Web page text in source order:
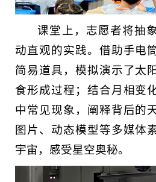
课堂上，志愿者将抽
动直观的实践。借助手电
简易道具，模拟演示了太
食形成过程；结合月相变
中常见现象，阐释背后的
图片、动态模型等多媒体
宇宙，感受星空奥秘。